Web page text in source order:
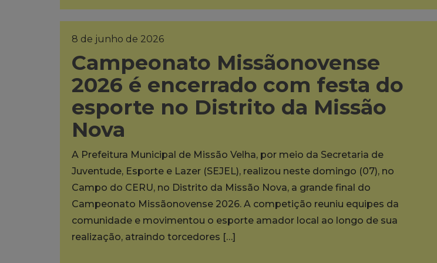
8 de junho de 2026
Campeonato Missãonovense
2026 é encerrado com festa do
esporte no Distrito da Missão
Nova
A Prefeitura Municipal de Missão Velha, por meio da Secretaria de
Juventude, Esporte e Lazer (SEJEL), realizou neste domingo (07), no
Campo do CERU, no Distrito da Missão Nova, a grande final do
Campeonato Missãonovense 2026. A competição reuniu equipes da
comunidade e movimentou o esporte amador local ao longo de sua
realização, atraindo torcedores […]